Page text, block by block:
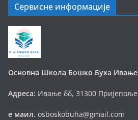
Сервисне информације
Основна Школа Бошко Буха Ивање
Адреса: Ивање бб, 31300 Пријепоље
е маил. osboskobuha@gmail.com